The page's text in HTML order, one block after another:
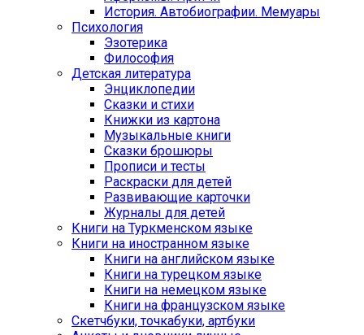
История. Автобиографии. Мемуары
Психология
Эзотерика
Философия
Детская литература
Энциклопедии
Сказки и стихи
Книжки из картона
Музыкальные книги
Сказки брошюры
Прописи и тесты
Раскраски для детей
Развивающие карточки
Журналы для детей
Книги на Туркменском языке
Книги на иностранном языке
Книги на английском языке
Книги на турецком языке
Книги на немецком языке
Книги на французском языке
Cкетчбуки, точкабуки, артбуки